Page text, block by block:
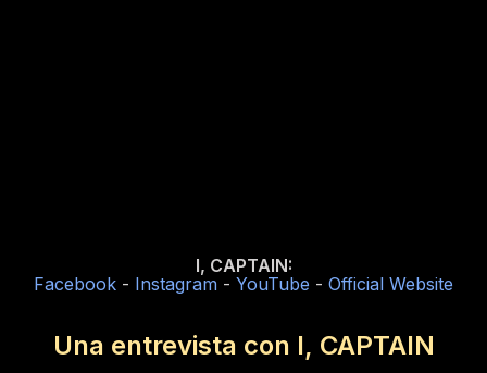
I, CAPTAIN:
Facebook - Instagram - YouTube - Official Website
Una entrevista con I, CAPTAIN